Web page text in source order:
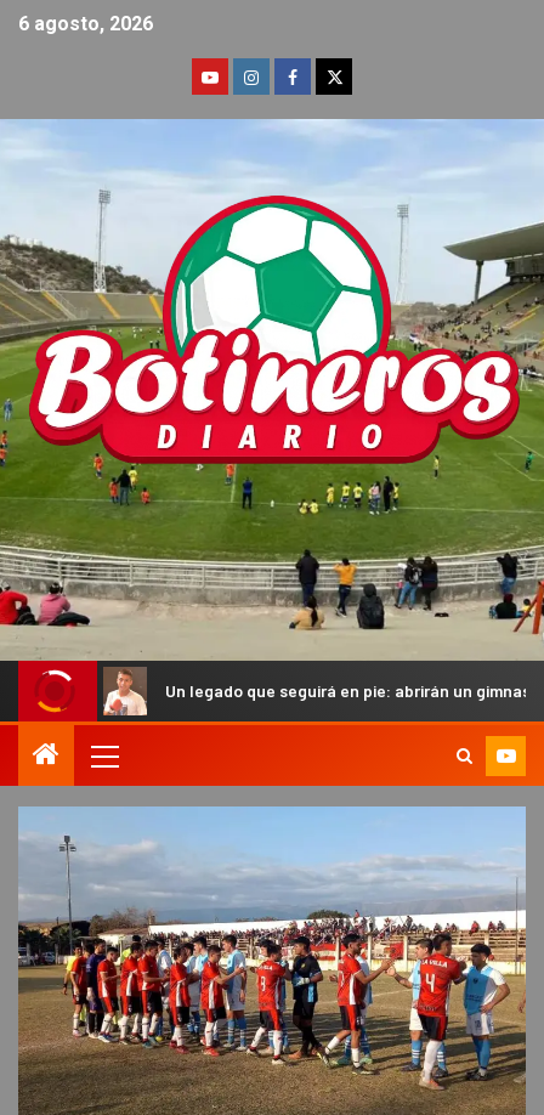
6 agosto, 2026
Un legado que seguirá en pie: abrirán un gimnasio en homenaje al